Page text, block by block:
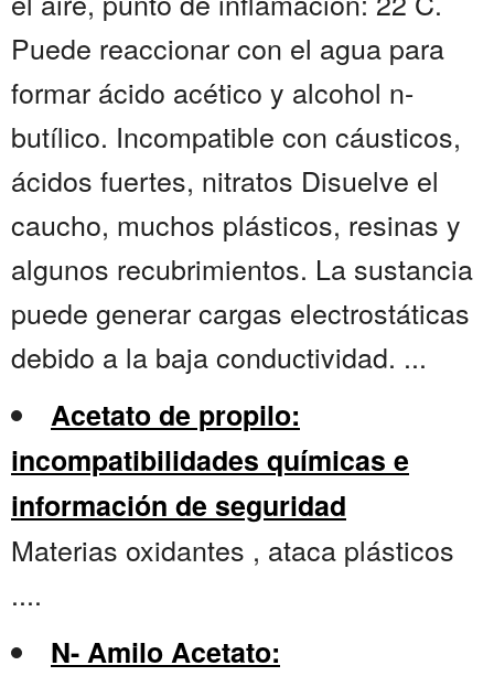
Puede reaccionar con el agua para
formar ácido acético y alcohol n-
butílico. Incompatible con cáusticos,
ácidos fuertes, nitratos Disuelve el
caucho, muchos plásticos, resinas y
algunos recubrimientos. La sustancia
puede generar cargas electrostáticas
debido a la baja conductividad. ...
Acetato de propilo:
incompatibilidades químicas e
información de seguridad
Materias oxidantes , ataca plásticos
....
N- Amilo Acetato: